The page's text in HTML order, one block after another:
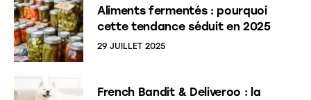
Aliments fermentés : pourquoi
cette tendance séduit en 2025
29 JUILLET 2025
French Bandit & Deliveroo : la